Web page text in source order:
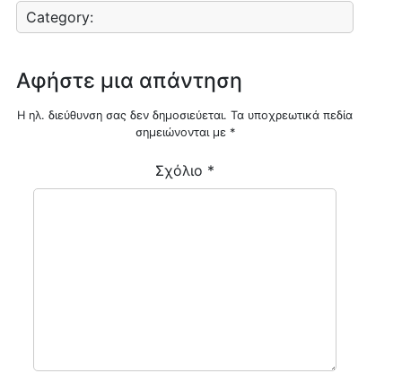
Category:
Αφήστε μια απάντηση
Η ηλ. διεύθυνση σας δεν δημοσιεύεται. Τα υποχρεωτικά πεδία
σημειώνονται με *
Σχόλιο *